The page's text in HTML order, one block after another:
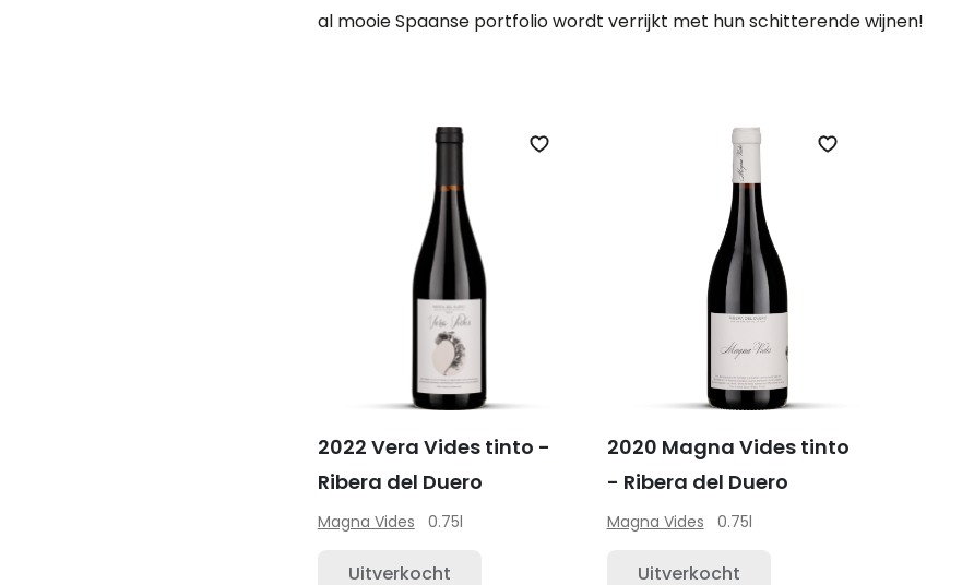
al mooie Spaanse portfolio wordt verrijkt met hun schitterende wijnen!
Zet op verlanglijst
2022 Vera Vides tinto -
Ribera del Duero
Magna Vides 0.75l
Uitverkocht
Zet op verlanglijst
2020 Magna Vides tinto
- Ribera del Duero
Magna Vides 0.75l
Uitverkocht